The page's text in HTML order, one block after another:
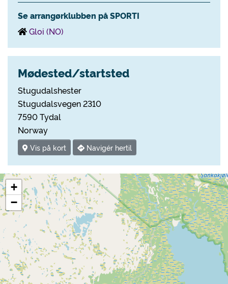
Se arrangørklubben på SPORTI
Gloi (NO)
Mødested/startsted
Stugudalshester
Stugudalsvegen 2310
7590 Tydal
Norway
Vis på kort Navigér hertil
+
−